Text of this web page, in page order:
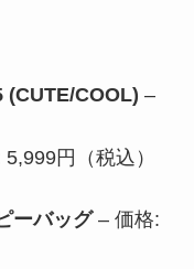
(CUTE/COOL) –
円（税込）
ーバッグ– 価格: